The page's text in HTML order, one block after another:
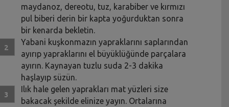
maydanoz, dereotu, tuz, karabiber ve kırmızı
pul biberi derin bir kapta yoğurduktan sonra
bir kenarda bekletin.
Yabani kuşkonmazın yapraklarını saplarından
ayırıp yapraklarını el büyüklüğünde parçalara
ayırın. Kaynayan tuzlu suda 2-3 dakika
haşlayıp süzün.
Ilık hale gelen yaprakları mat yüzleri size
bakacak şekilde elinize yayın. Ortalarına